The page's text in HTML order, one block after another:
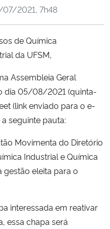
e Comunicações
Humanos
07/2021, 7h48
de Química
da UFSM,
Assembleia Geral
dia 05/08/2021 (quinta-
(link enviado para o e-
seguinte pauta:
Movimenta do Diretório
Industrial e Química
gestão eleita para o
interessada em reativar
essa chapa será